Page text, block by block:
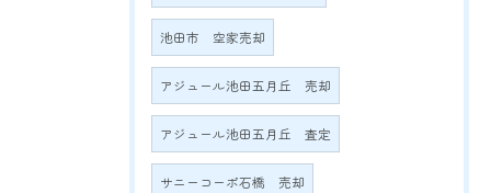
池田市 空家売却
アジュール池田五月丘 売却
アジュール池田五月丘 査定
サニーコーポ石橋 売却